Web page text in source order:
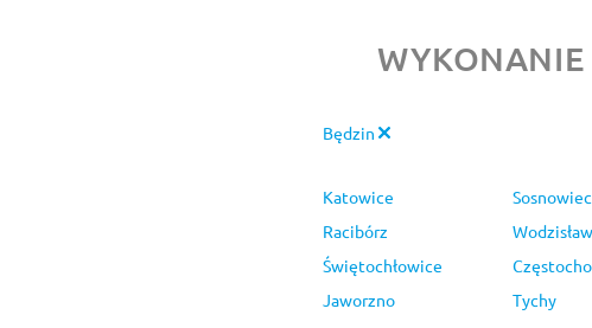
Będzin
Katowice Sosnowiec
Racibórz
Świętochłowice
Jaworzno
Tychy